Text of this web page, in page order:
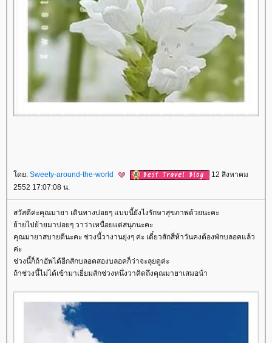
ดย: Sweety-around-the-world
12 สิงหาคม
2552 17:07:08 น.
สวัสดีค่ะคุณมายา เดินทางบ่อยๆ แบบนี้ยังไงรักษาสุขภาพด้วยนะคะ
้ายไปย้ายมาบ่อยๆ วาว่าเหนื่อยแต่สนุกนะคะ
คุณมายาสบายดีนะคะ ช่วงนี้วางานยุ่งๆ ค่ะ เดี๋ยวสักสี่ห้าวันคงต้องพักบลอคแล้ว
ค่ะ
ช่วงนี้ก็ถ้าอัพได้อีกสักบลอคสองบลอคก็ว่าจะลุยดูค่ะ
ถ้าช่วงนี้ไม่ได้เข้ามาเยี่ยมสักช่วงหนึ่งวาคิดถึงคุณมายาเสมอน้า